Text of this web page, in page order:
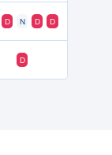
D N D D
D